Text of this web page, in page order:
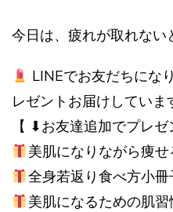
今日は、疲れが取れない
LINEでお友だちにな
レゼントお届けしていま
【 ⬇︎お友達追加でプレゼ
美肌になりながら痩
全身若返り食べ方小冊
美肌になるための肌